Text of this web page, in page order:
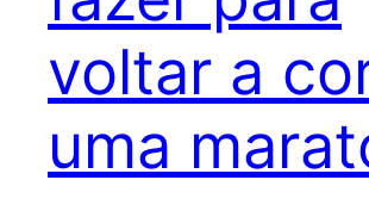
voltar a
uma